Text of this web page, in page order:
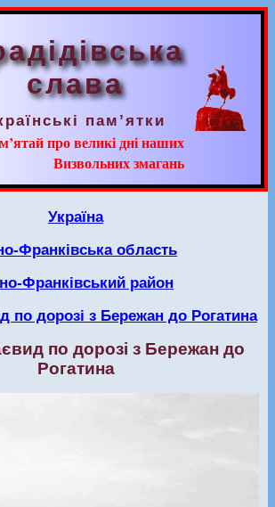
слава
пам’ятки
про великі дні наших
Визвольних змагань
Україна
Франківська область
Франківський район
по дорозі з Бережан до Рогатина
по дорозі з Бережан до
Рогатина